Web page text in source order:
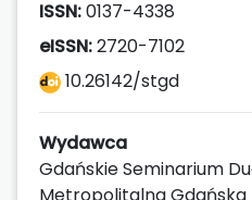
ISSN:0137-4338
eISSN:2720-7102
10.26142/stgd
Wydawca
Gdańskie Seminarium